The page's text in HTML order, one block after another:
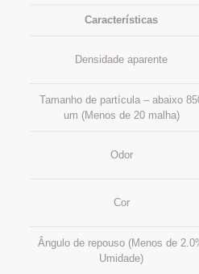
Características
Densidade aparente
Tamanho de partícula – abaixo
um (Menos de 20 malha)
Odor
Cor
Ângulo de repouso (Menos de
Umidade)